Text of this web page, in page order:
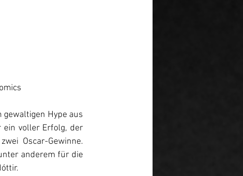
Hype aus
ein voller Erfolg, der
Oscar-Gewinne.
anderem für die